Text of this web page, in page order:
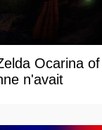
Ocarina of
n'avait